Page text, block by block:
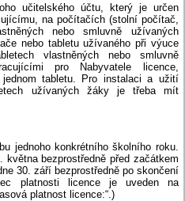
učitelského účtu, který je určen
na počítačích (stolní počítač,
nebo smluvně užívaných
nebo tabletu užívaného při výuce
vlastněných nebo smluvně
pro Nabyvatele licence,
tabletu. Pro instalaci a užití
užívaných žáky je třeba mít
jednoho konkrétního školního roku.
bezprostředně před začátkem
30. září bezprostředně po skončení
platnosti licence je uveden na
platnost licence:“.)